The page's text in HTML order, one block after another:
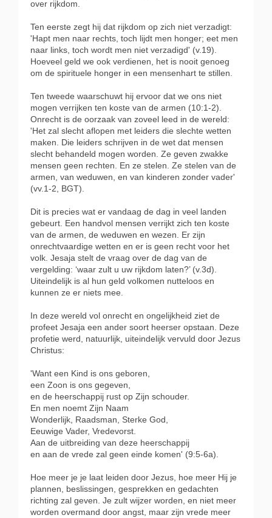
over rijkdom.
Ten eerste zegt hij dat rijkdom op zich niet verzadigt:
'Hapt men naar rechts, toch lijdt men honger; eet men
naar links, toch wordt men niet verzadigd' (v.19).
Hoeveel geld we ook verdienen, het is nooit genoeg
om de spirituele honger in een mensenhart te stillen.
Ten tweede waarschuwt hij ervoor dat we ons niet
mogen verrijken ten koste van de armen (10:1-2).
Onrecht is de oorzaak van zoveel leed in de wereld:
'Het zal slecht aflopen met leiders die slechte wetten
maken. Die leiders schrijven in de wet dat mensen
slecht behandeld mogen worden. Ze geven zwakke
mensen geen rechten. En ze stelen. Ze stelen van de
armen, van weduwen, en van kinderen zonder vader'
(vv.1-2, BGT).
Dit is precies wat er vandaag de dag in veel landen
gebeurt. Een handvol mensen verrijkt zich ten koste
van de armen, de weduwen en wezen. Er zijn
onrechtvaardige wetten en er is geen recht voor het
volk. Jesaja stelt de vraag over de dag van de
vergelding: ‘waar zult u uw rijkdom laten?’ (v.3d).
Uiteindelijk is al hun geld volkomen nutteloos en
kunnen ze er niets mee.
In deze wereld vol onrecht en ongelijkheid ziet de
profeet Jesaja een ander soort heerser opstaan. Deze
profetie werd, natuurlijk, uiteindelijk vervuld door Jezus
Christus:
'Want een Kind is ons geboren,
een Zoon is ons gegeven,
en de heerschappij rust op Zijn schouder.
En men noemt Zijn Naam
Wonderlijk, Raadsman, Sterke God,
Eeuwige Vader, Vredevorst.
Aan de uitbreiding van deze heerschappij
en aan de vrede zal geen einde komen' (9:5-6a).
Hoe meer je je laat leiden door Jezus, hoe meer Hij je
plannen, beslissingen, gesprekken en gedachten
richting zal geven. Je zult wijzer worden, en niet meer
worden overmand door angst, maar zijn vrede meer